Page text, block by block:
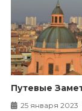
Путевые
25 января 2023